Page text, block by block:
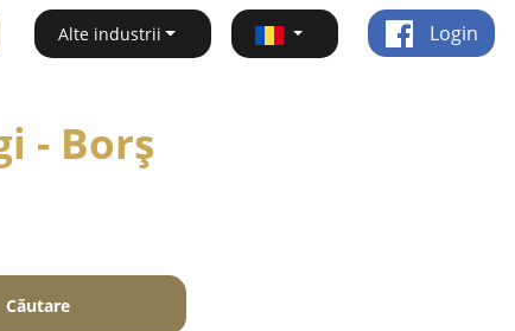
Alte industrii Login
- Borş
Căutare